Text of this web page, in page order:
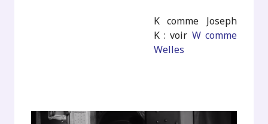
K comme Joseph
K : voir W comme
Welles